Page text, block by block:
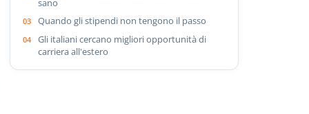
sano
Quando gli stipendi non tengono il passo
Gli italiani cercano migliori opportunità di
carriera all'estero